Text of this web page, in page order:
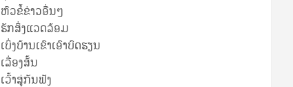
ຫົວຂໍ້ຂ່າວອື່ນໆ
ຮັກສິ່ງແວດລ້ອມ
ເບິ່ງບ້ານເຂົາເອົາບົດຮຽນ
ເລື່ອງສັ້ນ
ເວົ້າສູ່ກັນຟັງ